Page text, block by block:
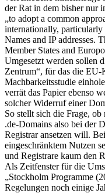
der Rat in dem bisher nur
„to adopt a common
internationally,
Names and IP addresses.
Member States and
Umgesetzt werden sollen
Zentrum“, für das die EU-
Machbarkeitsstudie
verrät das Papier ebenso
solcher Widerruf einer
So stellt sich die Frage,
.de-Domains also bei der
Registrar ansetzen will.
eingeschränktem Nutzen
und Registrare kaum den
Als Zeitfenster für die
„Stockholm Programme
Regelungen noch einige